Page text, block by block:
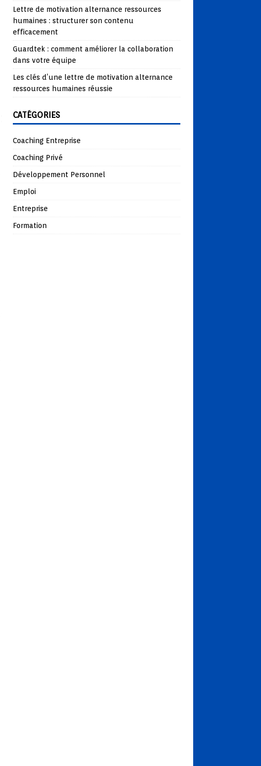
Lettre de motivation alternance ressources
humaines : structurer son contenu
efficacement
Guardtek : comment améliorer la collaboration
dans votre équipe
Les clés d’une lettre de motivation alternance
ressources humaines réussie
CATÉGORIES
Coaching Entreprise
Coaching Privé
Développement Personnel
Emploi
Entreprise
Formation